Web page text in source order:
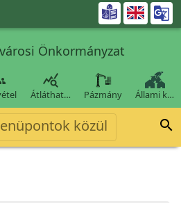

Önkormányzat

Átláthat… Pázmány Állami k…
közül 